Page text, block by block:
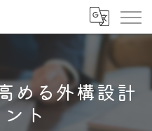
める外構設計
ト